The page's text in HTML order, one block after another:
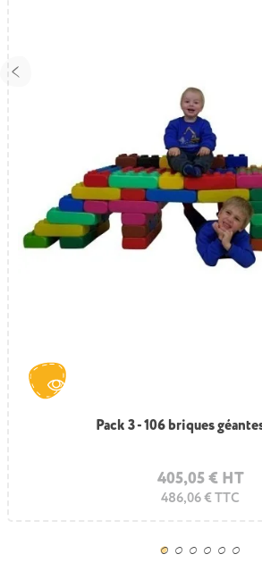
Pack 3 - 106 briques
405,05 € HT
486,06 € TTC
249,80 € HT
299,76 € TTC